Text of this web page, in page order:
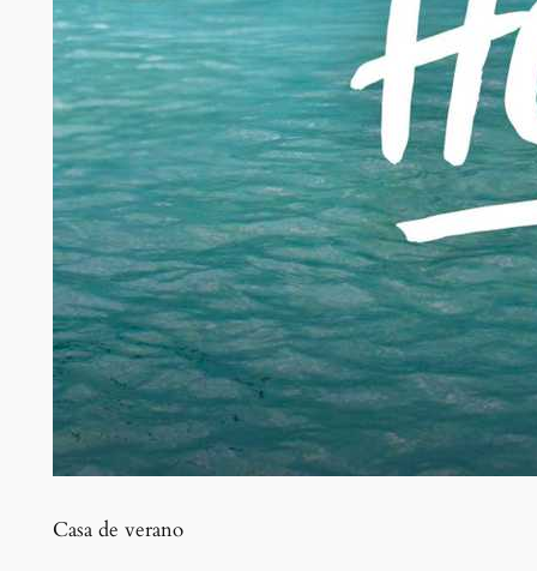
Casa de verano